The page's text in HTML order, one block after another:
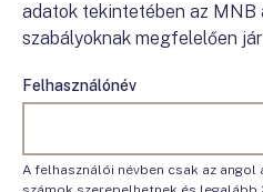
adatok tekintetében az MNB
szabályoknak megfelelően
Felhasználónév
A felhasználói névben csak az